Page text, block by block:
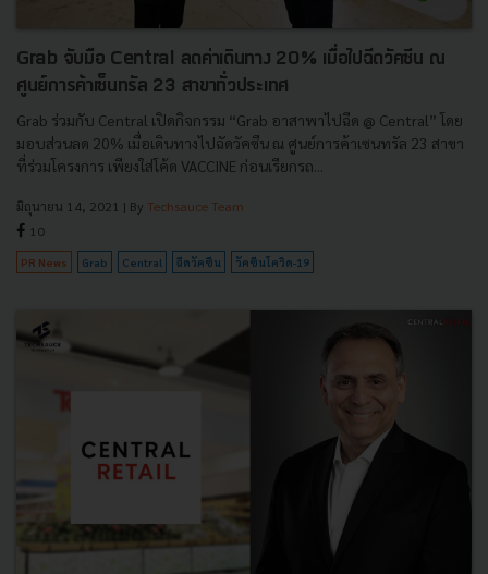
Grab จับมือ Central ลดค่าเดินทาง 20% เมื่อไปฉีดวัคซีน ณ
ศูนย์การค้าเซ็นทรัล 23 สาขาทั่วประเทศ
Grab ร่วมกับ Central เปิดกิจกรรม “Grab อาสาพาไปฉีด @ Central” โดย
มอบส่วนลด 20% เมื่อเดินทางไปฉัดวัคซีน ณ ศูนย์การค้าเซนทรัล 23 สาขา
ที่ร่วมโครงการ เพียงใส่โค้ด VACCINE ก่อนเรียกรถ...
มิถุนายน 14, 2021 | By Techsauce Team
10
PR News Grab Central ฉีดวัคซีน วัคซีนโควิด-19